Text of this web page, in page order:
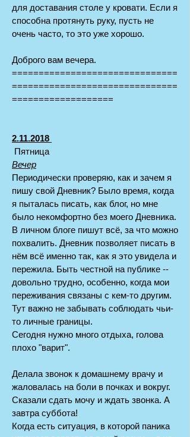
для доставания столе у кровати. Если я
способна протянуть руку, пусть не
очень часто, то это уже хорошо.
Доброго вам вечера.
===============================
===============================
===================
2.11.2018
Пятница
Вечер
Периодически проверяю, как и зачем я
пишу свой Дневник? Было время, когда
я пыталась писать, как блог, но мне
было некомфортно без моего Дневника.
В личном блоге пишут всё, за что можно
похвалить. Дневник позволяет писать в
нём всё именно так, как я это увидела и
пережила. Быть честной на публике --
довольно трудно, особенно, когда мои
переживания связаны с кем-то другим.
Тут важно не забывать соблюдать чьи-
то личные границы.
Сегодня нужно много отдыха, голова
плохо "варит".
Делала звонок к домашнему врачу и
жаловалась на боли в почках и вокруг.
Сказали сдать мочу и ждать звонка. А
завтра суббота!
Когда есть ситуация, в которой паника